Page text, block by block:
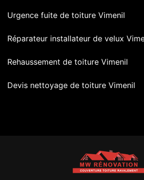
Urgence fuite de toiture Vimenil
Réparateur installateur de velux
Rehaussement de toiture Vimenil
Devis nettoyage de toiture Vimenil